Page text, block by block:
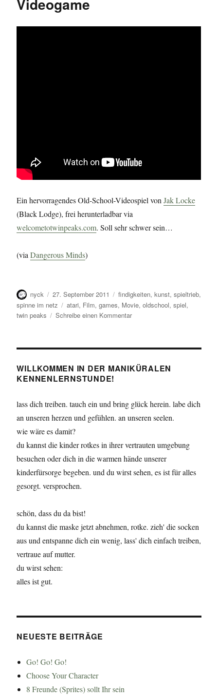
Videogame
Ein hervorragendes Old-School-Videospiel vonJak Locke
(Black Lodge), frei herunterladbar via
welcometotwinpeaks.com. Soll sehr schwer sein…
(viaDangerous Minds)
Autor
nyck
Veröffentlicht
am
27. September 2011 Kategorien
findigkeiten,kunst,spieltrieb,
spinne im netz
Schlagwörter
atari, Film,games, Movie,oldschool,spiel,
twin peaks
Schreibe einen Kommentarzu
–
Videogame
WILLKOMMEN IN DER MANIKÜRALEN
KENNENLERNSTUNDE!
lass dich treiben. tauch ein und bring glück herein. labe dich
an unseren herzen und gefühlen. an unseren seelen.
wie wäre es damit?
du kannst die kinder rotkes in ihrer vertrauten umgebung
besuchen oder dich in die warmen hände unserer
kinderfürsorge begeben. und du wirst sehen, es ist für alles
gesorgt. versprochen.
schön, dass du da bist!
du kannst die maske jetzt abnehmen, rotke. zieh' die socken
aus und entspanne dich ein wenig, lass' dich einfach treiben,
vertraue auf mutter.
du wirst sehen:
alles ist gut.
NEUESTE BEITRÄGE
Go! Go! Go!
Choose Your Character
8 Freunde (Sprites) sollt Ihr sein